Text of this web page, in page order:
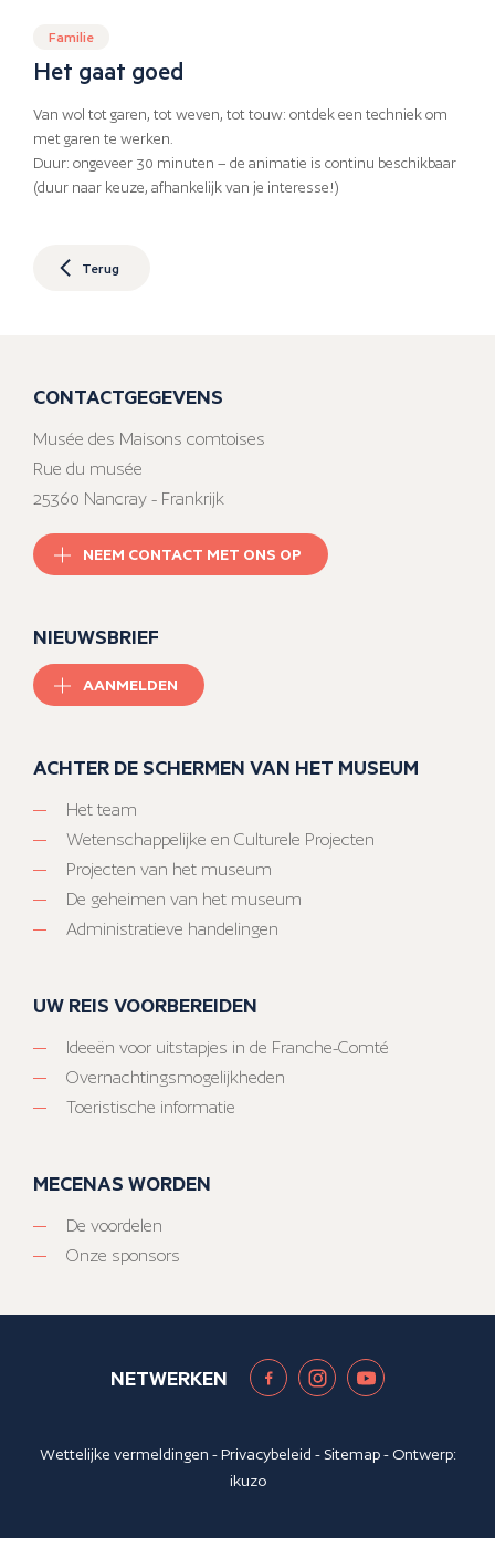
Familie
Het gaat goed
Van wol tot garen, tot weven, tot touw: ontdek een techniek om
met garen te werken.
Duur: ongeveer 30 minuten – de animatie is continu beschikbaar
(duur naar keuze, afhankelijk van je interesse!)
Terug
CONTACTGEGEVENS
Musée des Maisons comtoises
Rue du musée
25360 Nancray - Frankrijk
NEEM CONTACT MET ONS OP
NIEUWSBRIEF
AANMELDEN
ACHTER DE SCHERMEN VAN HET MUSEUM
Het team
Wetenschappelijke en Culturele Projecten
Projecten van het museum
De geheimen van het museum
Administratieve handelingen
UW REIS VOORBEREIDEN
Ideeën voor uitstapjes in de Franche-Comté
Overnachtingsmogelijkheden
Toeristische informatie
MECENAS WORDEN
De voordelen
Onze sponsors
NETWERKEN
Wettelijke vermeldingen -Privacybeleid - Sitemap- Ontwerp:
ikuzo